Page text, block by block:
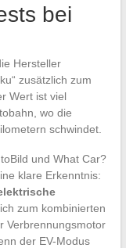
bei
Hersteller
zusätzlich zum
Wert ist viel
wo die
schwindet.
und What Car?
klare Erkenntnis:
zum kombinierten
Verbrennungsmotor
der EV-Modus